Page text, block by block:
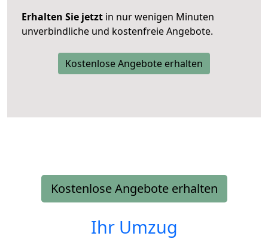
Erhalten Sie jetzt in nur wenigen Minuten
unverbindliche und kostenfreie Angebote.
Kostenlose Angebote erhalten
Kostenlose Angebote erhalten
Ihr Umzug